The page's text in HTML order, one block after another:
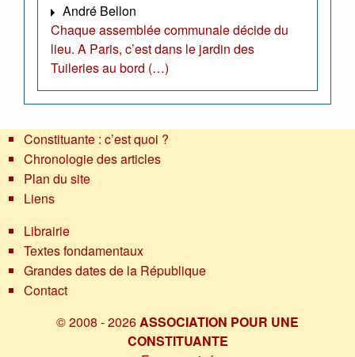
André Bellon
Chaque assemblée communale décide du
lieu. A Paris, c’est dans le jardin des
Tuileries au bord (…)
Constituante : c’est quoi ?
Chronologie des articles
Plan du site
Liens
Librairie
Textes fondamentaux
Grandes dates de la République
Contact
© 2008 - 2026ASSOCIATION POUR UNE
CONSTITUANTE